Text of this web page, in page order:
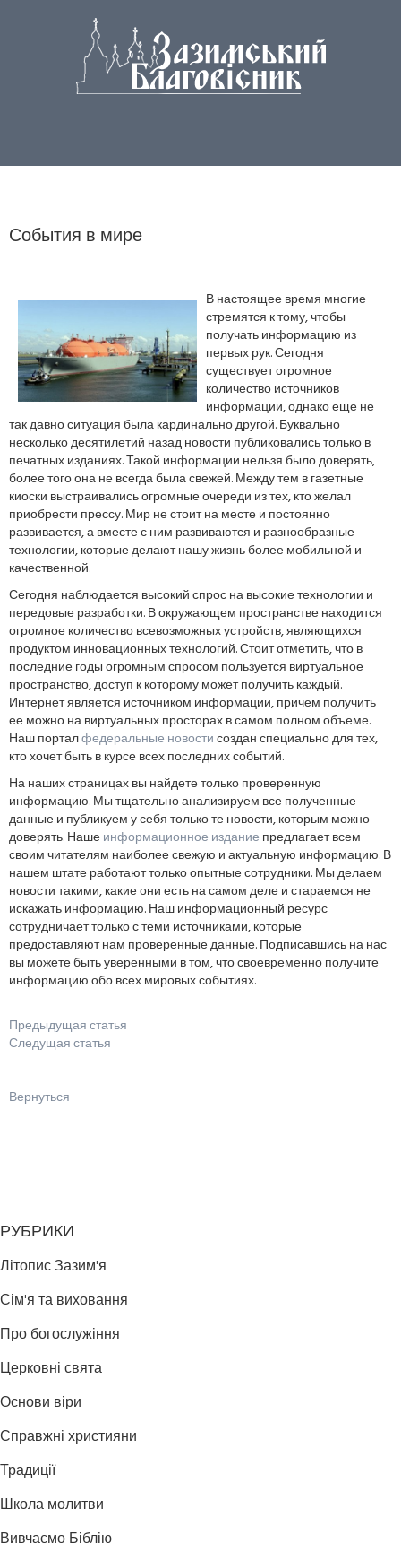
События в мире
В настоящее время многие
стремятся к тому, чтобы
получать информацию из
первых рук. Сегодня
существует огромное
количество источников
информации, однако еще не
так давно ситуация была кардинально другой. Буквально
несколько десятилетий назад новости публиковались только в
печатных изданиях. Такой информации нельзя было доверять,
более того она не всегда была свежей. Между тем в газетные
киоски выстраивались огромные очереди из тех, кто желал
приобрести прессу. Мир не стоит на месте и постоянно
развивается, а вместе с ним развиваются и разнообразные
технологии, которые делают нашу жизнь более мобильной и
качественной.
Сегодня наблюдается высокий спрос на высокие технологии и
передовые разработки. В окружающем пространстве находится
огромное количество всевозможных устройств, являющихся
продуктом инновационных технологий. Стоит отметить, что в
последние годы огромным спросом пользуется виртуальное
пространство, доступ к которому может получить каждый.
Интернет является источником информации, причем получить
ее можно на виртуальных просторах в самом полном объеме.
Наш порталфедеральные новостисоздан специально для тех,
кто хочет быть в курсе всех последних событий.
На наших страницах вы найдете только проверенную
информацию. Мы тщательно анализируем все полученные
данные и публикуем у себя только те новости, которым можно
доверять. Нашеинформационное издание предлагает всем
своим читателям наиболее свежую и актуальную информацию. В
нашем штате работают только опытные сотрудники. Мы делаем
новости такими, какие они есть на самом деле и стараемся не
искажать информацию. Наш информационный ресурс
сотрудничает только с теми источниками, которые
предоставляют нам проверенные данные. Подписавшись на нас
вы можете быть уверенными в том, что своевременно получите
информацию обо всех мировых событиях.
Предыдущая статья
Следущая статья
Вернуться
РУБРИКИ
Літопис Зазим'я
Сім'я та виховання
Про богослужіння
Церковні свята
Основи віри
Справжні християни
Традиції
Школа молитви
Вивчаємо Біблію